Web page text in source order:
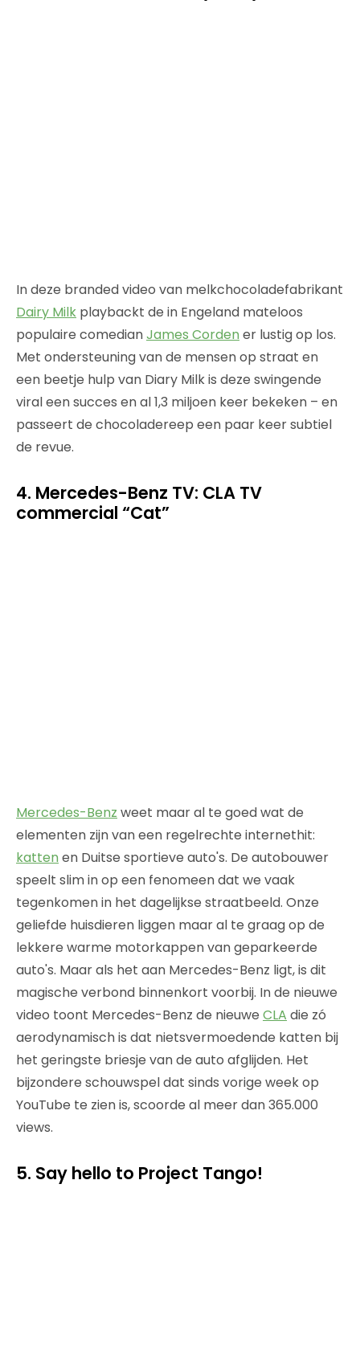
In deze branded video van melkchocoladefabrikant
Dairy Milk playbackt de in Engeland mateloos
populaire comedianJames Corden er lustig op los.
Met ondersteuning van de mensen op straat en
een beetje hulp van Diary Milk is deze swingende
viral een succes en al 1,3 miljoen keer bekeken – en
passeert de chocoladereep een paar keer subtiel
de revue.
4. Mercedes-Benz TV: CLA TV
commercial “Cat”
Mercedes-Benz weet maar al te goed wat de
elementen zijn van een regelrechte internethit:
katten en Duitse sportieve auto's. De autobouwer
speelt slim in op een fenomeen dat we vaak
tegenkomen in het dagelijkse straatbeeld. Onze
geliefde huisdieren liggen maar al te graag op de
lekkere warme motorkappen van geparkeerde
auto's. Maar als het aan Mercedes-Benz ligt, is dit
magische verbond binnenkort voorbij. In de nieuwe
video toont Mercedes-Benz de nieuwe CLA die zó
aerodynamisch is dat nietsvermoedende katten bij
het geringste briesje van de auto afglijden. Het
bijzondere schouwspel dat sinds vorige week op
YouTube te zien is, scoorde al meer dan 365.000
views.
5. Say hello to Project Tango!